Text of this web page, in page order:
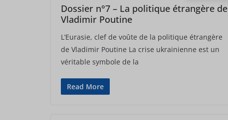
Dossier n°7 – La politique étrangère de
Vladimir Poutine
L’Eurasie, clef de voûte de la politique étrangère
de Vladimir Poutine La crise ukrainienne est un
véritable symbole de la
Read More